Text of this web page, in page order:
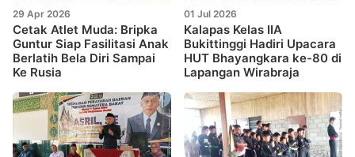
29 Apr 2026
Cetak Atlet Muda: Bripka
Guntur Siap Fasilitasi Anak
Berlatih Bela Diri Sampai
Ke Rusia
01 Jul 2026
Kalapas Kelas IIA
Bukittinggi Hadiri Upacara
HUT Bhayangkara ke-80 di
Lapangan Wirabraja